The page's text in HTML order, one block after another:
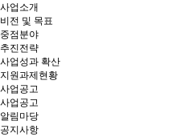
사업소개
비전 및 목표
중점분야
추진전략
사업성과 확산
지원과제현황
사업공고
사업공고
알림마당
공지사항